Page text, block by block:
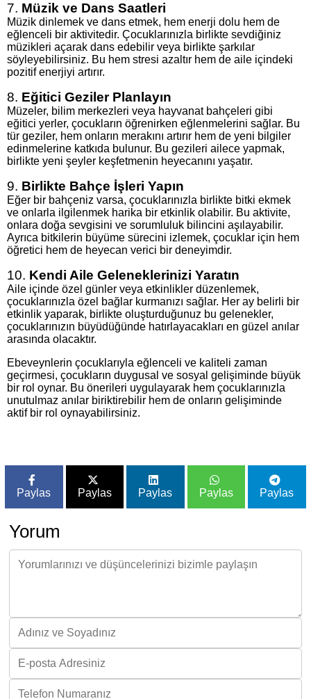
7. Müzik ve Dans Saatleri
Müzik dinlemek ve dans etmek, hem enerji dolu hem de
eğlenceli bir aktivitedir. Çocuklarınızla birlikte sevdiğiniz
müzikleri açarak dans edebilir veya birlikte şarkılar
söyleyebilirsiniz. Bu hem stresi azaltır hem de aile içindeki
pozitif enerjiyi artırır.
8. Eğitici Geziler Planlayın
Müzeler, bilim merkezleri veya hayvanat bahçeleri gibi
eğitici yerler, çocukların öğrenirken eğlenmelerini sağlar. Bu
tür geziler, hem onların merakını artırır hem de yeni bilgiler
edinmelerine katkıda bulunur. Bu gezileri ailece yapmak,
birlikte yeni şeyler keşfetmenin heyecanını yaşatır.
9. Birlikte Bahçe İşleri Yapın
Eğer bir bahçeniz varsa, çocuklarınızla birlikte bitki ekmek
ve onlarla ilgilenmek harika bir etkinlik olabilir. Bu aktivite,
onlara doğa sevgisini ve sorumluluk bilincini aşılayabilir.
Ayrıca bitkilerin büyüme sürecini izlemek, çocuklar için hem
öğretici hem de heyecan verici bir deneyimdir.
10. Kendi Aile Geleneklerinizi Yaratın
Aile içinde özel günler veya etkinlikler düzenlemek,
çocuklarınızla özel bağlar kurmanızı sağlar. Her ay belirli bir
etkinlik yaparak, birlikte oluşturduğunuz bu gelenekler,
çocuklarınızın büyüdüğünde hatırlayacakları en güzel anılar
arasında olacaktır.
Ebeveynlerin çocuklarıyla eğlenceli ve kaliteli zaman
geçirmesi, çocukların duygusal ve sosyal gelişiminde büyük
bir rol oynar. Bu önerileri uygulayarak hem çocuklarınızla
unutulmaz anılar biriktirebilir hem de onların gelişiminde
aktif bir rol oynayabilirsiniz.
Paylas Paylas Paylas Paylas Paylas
Yorum